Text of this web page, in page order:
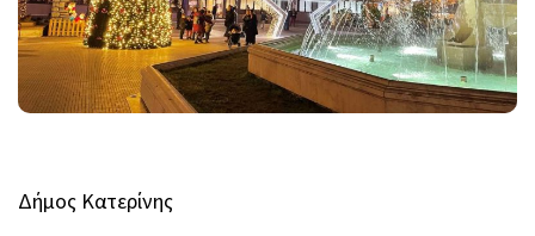
Δήμος Κατερίνης